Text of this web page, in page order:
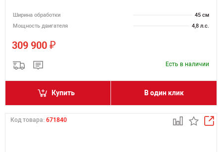
Ширина обработки
45 см
Мощность двигателя
4,8 л.с.
309 900 ₽
Есть в наличии
Купить В один клик
Код товара: 671840